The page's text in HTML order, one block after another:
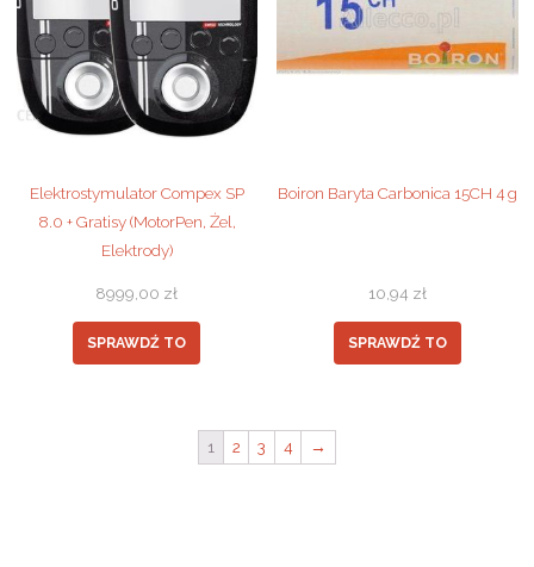
Elektrostymulator Compex SP
8.0 + Gratisy (MotorPen, Żel,
Elektrody)
8999,00 zł
SPRAWDŹ TO
Boiron Baryta Carbonica 15CH 4 g
10,94 zł
SPRAWDŹ TO
1 2 3 4 →